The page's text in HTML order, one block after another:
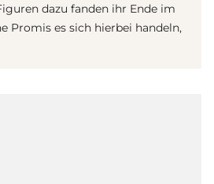
dazu fanden ihr Ende im
Promis es sich hierbei handeln,